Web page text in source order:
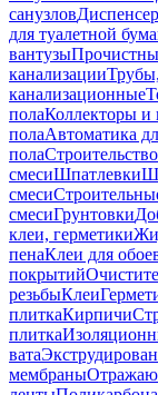
санузлов
для туалетной
вантузы
канализации
канализационные
полаКоллекторы
полаАвтоматика
полаСтроительство
смесиШпатлевки
смеси
смесиГрунтовки
клеи, герметики
пенаКлеи для
покрытий
резьбыКлеи
плиткаКирпичи
плитка
вата
мембраны